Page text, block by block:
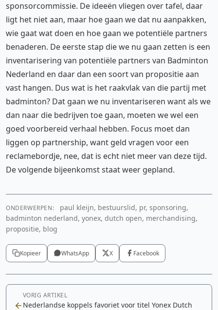
sponsorcommissie. De ideeën vliegen over tafel, daar
ligt het niet aan, maar hoe gaan we dat nu aanpakken,
wie gaat wat doen en hoe gaan we potentiële partners
benaderen. De eerste stap die we nu gaan zetten is een
inventarisering van potentiële partners van Badminton
Nederland en daar dan een soort van propositie aan
vast hangen. Dus wat is het raakvlak van die partij met
badminton? Dat gaan we nu inventariseren want als we
dan naar die bedrijven toe gaan, moeten we wel een
goed voorbereid verhaal hebben. Focus moet dan
liggen op partnership, want geld vragen voor een
reclamebordje, nee, dat is echt niet meer van deze tijd.
De volgende bijeenkomst staat weer gepland.
ONDERWERPEN:
paul kleijn, bestuurslid, pr, sponsoring,
badminton nederland, yonex, dutch open, merchandising,
propositie, blog
Kopieer WhatsApp X Facebook
VORIG ARTIKEL
Nederlandse koppels favoriet voor titel Yonex Dutch